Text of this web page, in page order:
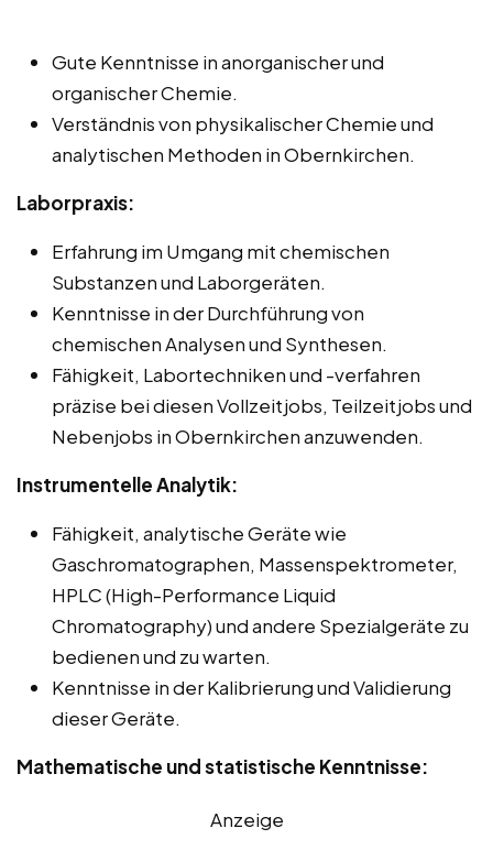
Gute Kenntnisse in anorganischer und
organischer Chemie.
Verständnis von physikalischer Chemie und
analytischen Methoden in Obernkirchen.
Laborpraxis:
Erfahrung im Umgang mit chemischen
Substanzen und Laborgeräten.
Kenntnisse in der Durchführung von
chemischen Analysen und Synthesen.
Fähigkeit, Labortechniken und -verfahren
präzise bei diesen Vollzeitjobs, Teilzeitjobs und
Nebenjobs in Obernkirchen anzuwenden.
Instrumentelle Analytik:
Fähigkeit, analytische Geräte wie
Gaschromatographen, Massenspektrometer,
HPLC (High-Performance Liquid
Chromatography) und andere Spezialgeräte zu
bedienen und zu warten.
Kenntnisse in der Kalibrierung und Validierung
dieser Geräte.
Mathematische und statistische Kenntnisse:
Anzeige